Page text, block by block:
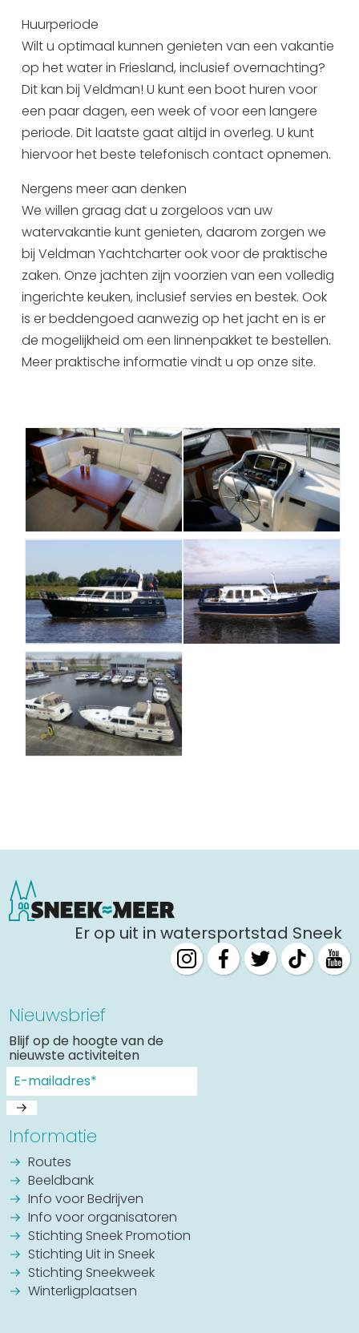
Huurperiode
Wilt u optimaal kunnen genieten van een vakantie
op het water in Friesland, inclusief overnachting?
Dit kan bij Veldman! U kunt een boot huren voor
een paar dagen, een week of voor een langere
periode. Dit laatste gaat altijd in overleg. U kunt
hiervoor het beste telefonisch contact opnemen.
Nergens meer aan denken
We willen graag dat u zorgeloos van uw
watervakantie kunt genieten, daarom zorgen we
bij Veldman Yachtcharter ook voor de praktische
zaken. Onze jachten zijn voorzien van een volledig
ingerichte keuken, inclusief servies en bestek. Ook
is er beddengoed aanwezig op het jacht en is er
de mogelijkheid om een linnenpakket te bestellen.
Meer praktische informatie vindt u op onze site.
Er op uit in watersportstad Sneek
Nieuwsbrief
Blijf op de hoogte van de
nieuwste activiteiten
Informatie
Routes
Beeldbank
Info voor Bedrijven
Info voor organisatoren
Stichting Sneek Promotion
Stichting Uit in Sneek
Stichting Sneekweek
Winterligplaatsen